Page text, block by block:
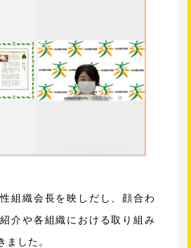
組織会長を映しだし、顔合わ
介や各組織における取り組み
ました。